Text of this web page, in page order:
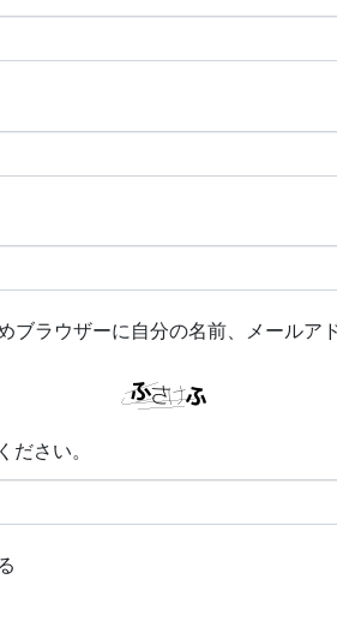
ブラウザーに自分の名前、メールア
ださい。